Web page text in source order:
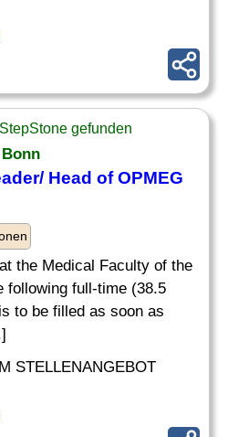
gefunden
/ Head of OPMEG
the Medical Faculty of the
following full-time (38.5
to be filled as soon as
STELLENANGEBOT